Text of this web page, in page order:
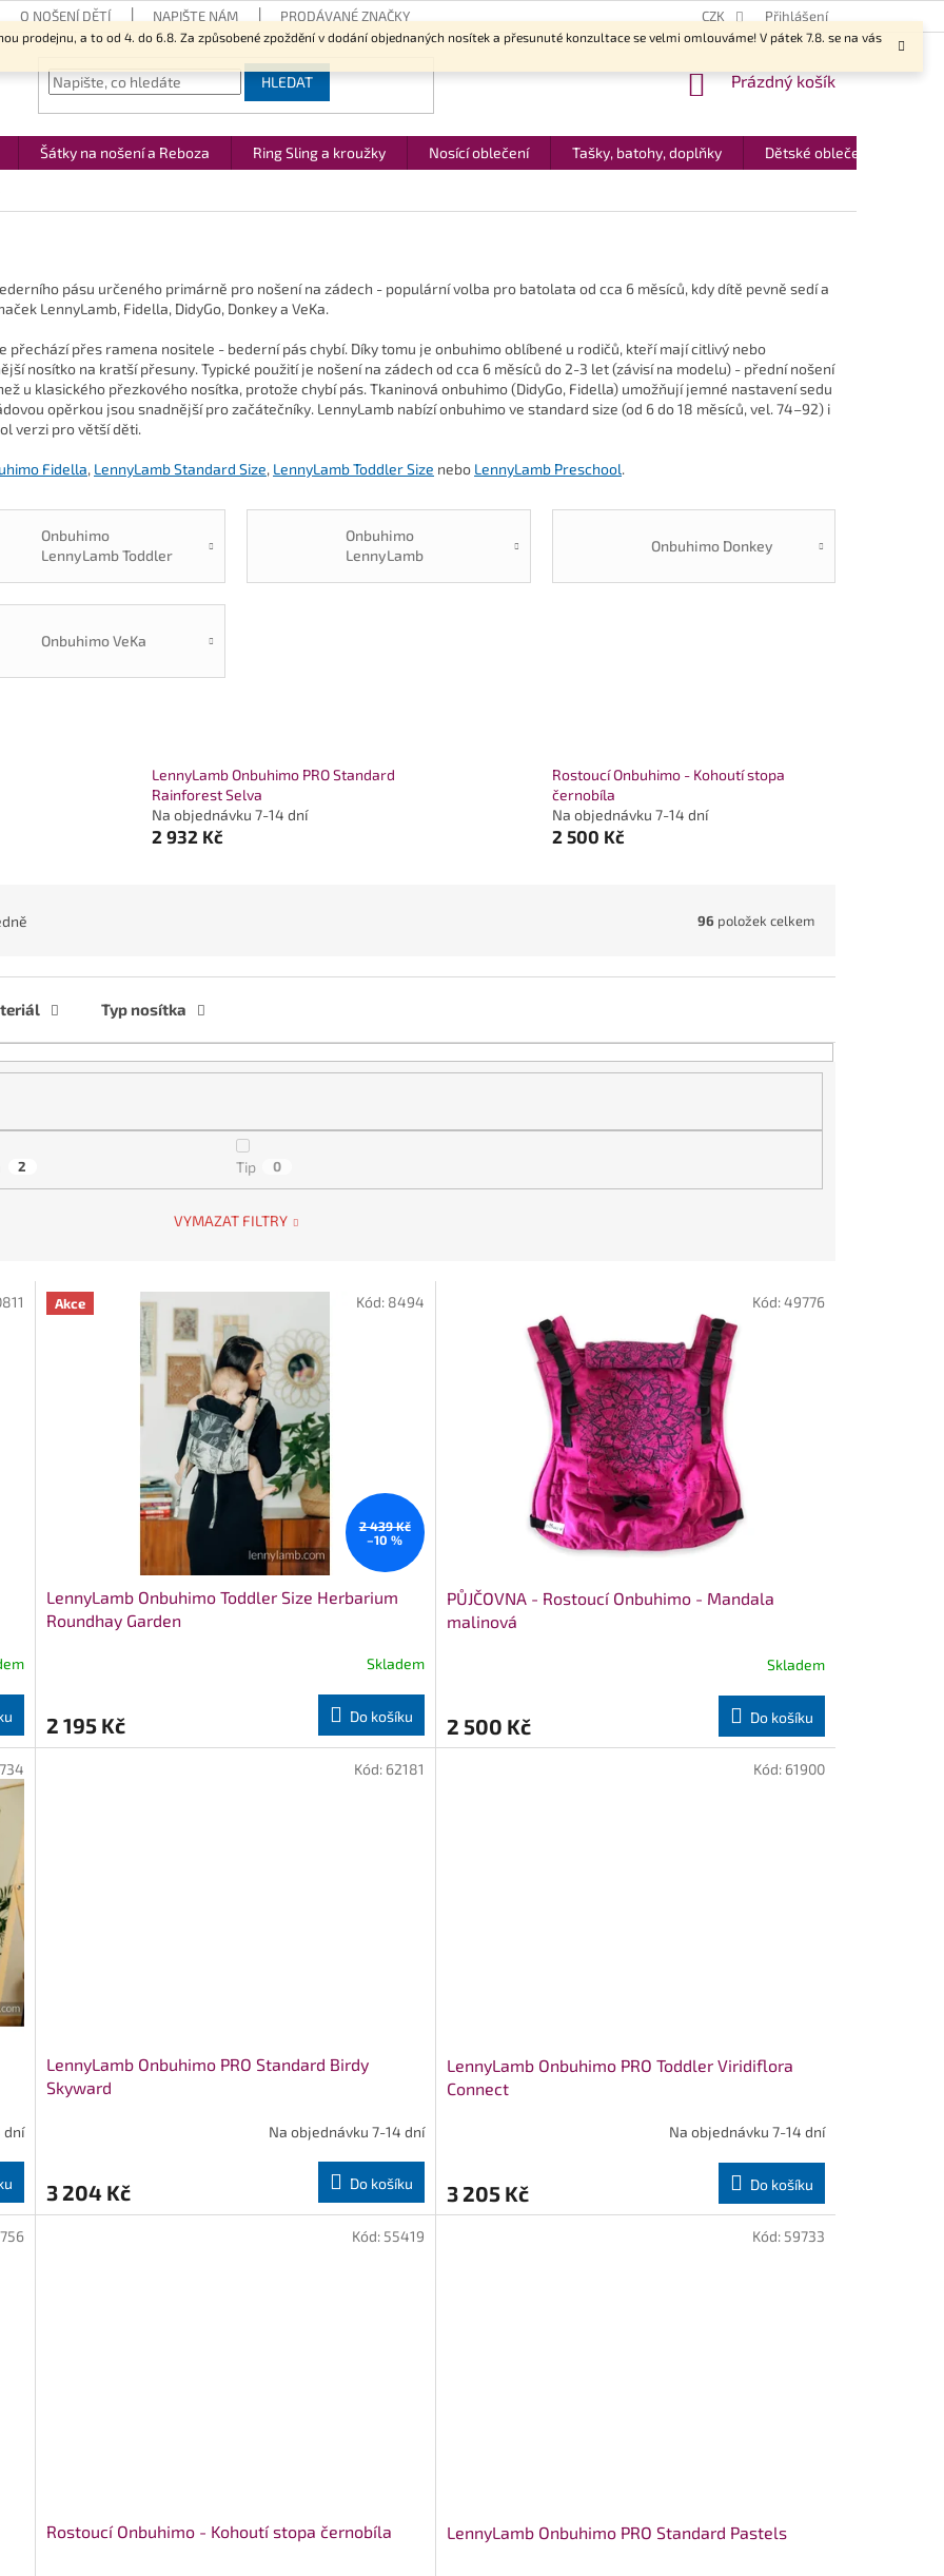
prodejnu, a to od 4. do 6.8. Za způsobené zpoždění v dodání objednaných nosítek a přesunuté konzultace se velmi omlouváme! V pátek 7.8. se na vás
O NOŠENÍ DĚTÍ NAPIŠTE NÁM PRODÁVANÉ ZNAČKY CZK Přihlášení
HLEDAT
NÁKUPNÍ
Prázdný košík
Šátky na nošení a Reboza Ring Sling a kroužky Nosící oblečení Tašky, batohy, doplňky Dětské oblečení
pásu určeného primárně pro nošení na zádech - populární volba pro batolata od cca 6 měsíců, kdy dítě pevně sedí a
LennyLamb, Fidella, DidyGo, Donkey a VeKa.
přechází přes ramena nositele - bederní pás chybí. Díky tomu je onbuhimo oblíbené u rodičů, kteří mají citlivý nebo
nosítko na kratší přesuny. Typické použití je nošení na zádech od cca 6 měsíců do 2-3 let (závisí na modelu) - přední nošení
u klasického přezkového nosítka, protože chybí pás. Tkaninová onbuhimo (DidyGo, Fidella) umožňují jemné nastavení sedu
opěrkou jsou snadnější pro začátečníky. LennyLamb nabízí onbuhimo ve standard size (od 6 do 18 měsíců, vel. 74–92) i
verzi pro větší děti.
Fidella, LennyLamb Standard Size, LennyLamb Toddler Size nebo LennyLamb Preschool.
Onbuhimo
LennyLamb Toddler
Onbuhimo
LennyLamb
Onbuhimo Donkey
Onbuhimo VeKa
LennyLamb Onbuhimo PRO Standard
Rainforest Selva
Na objednávku 7-14 dní
2 932 Kč
Rostoucí Onbuhimo - Kohoutí stopa
černobíla
Na objednávku 7-14 dní
2 500 Kč
96 položek celkem
Typ nosítka
2 Tip 0
VYMAZAT FILTRY
Akce
2 439 Kč
–10 %
LennyLamb Onbuhimo Toddler Size Herbarium
Roundhay Garden
Skladem
2 195 Kč Do košíku
Kód: 8494
PŮJČOVNA - Rostoucí Onbuhimo - Mandala
malinová
je
5,0
Skladem
2 500 Kč Do košíku
Kód:49776
dní
LennyLamb Onbuhimo PRO Standard Birdy
Skyward
Na objednávku 7-14 dní
3 204 Kč Do košíku
Kód: 62181
LennyLamb Onbuhimo PRO Toddler Viridiflora
Connect
Na objednávku 7-14 dní
3 205 Kč Do košíku
Kód: 61900
Rostoucí Onbuhimo - Kohoutí stopa černobíla
Kód: 55419
LennyLamb Onbuhimo PRO Standard Pastels
Kód: 59733